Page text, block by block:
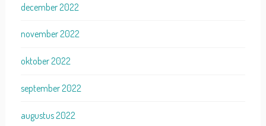
december 2022
november 2022
oktober 2022
september 2022
augustus 2022